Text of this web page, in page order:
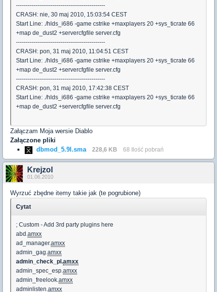
----------------------------------------------
CRASH: nie, 30 maj 2010, 15:03:54 CEST
Start Line: ./hlds_i686 -game cstrike +maxplayers 20 +sys_ticrate 66
+map de_dust2 +servercfgfile server.cfg
----------------------------------------------
CRASH: pon, 31 maj 2010, 11:04:51 CEST
Start Line: ./hlds_i686 -game cstrike +maxplayers 20 +sys_ticrate 66
+map de_dust2 +servercfgfile server.cfg
----------------------------------------------
CRASH: pon, 31 maj 2010, 17:42:38 CEST
Start Line: ./hlds_i686 -game cstrike +maxplayers 20 +sys_ticrate 66
+map de_dust2 +servercfgfile server.cfg
Załączam Moja wersie Diablo
Załączone pliki
dbmod_5.9l.sma
228,6 KB 68 Ilość pobrań
Krejzol
01.06.2010
Wyrzuć zbędne itemy takie jak (te pogrubione)
Cytat
; Custom - Add 3rd party plugins here
abd.amxx
ad_manager.amxx
admin_gag.amxx
admin_check_pl.amxx
admin_spec_esp.amxx
admin_freelook.amxx
adminlisten.amxx